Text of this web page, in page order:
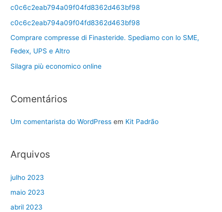
c0c6c2eab794a09f04fd8362d463bf98
c0c6c2eab794a09f04fd8362d463bf98
Comprare compresse di Finasteride. Spediamo con lo SME,
Fedex, UPS e Altro
Silagra più economico online
Comentários
Um comentarista do WordPress em Kit Padrão
Arquivos
julho 2023
maio 2023
abril 2023